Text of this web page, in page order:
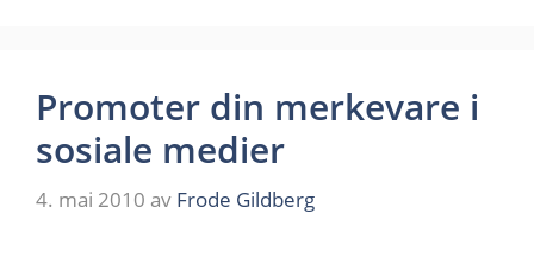
Promoter din merkevare i
sosiale medier
4. mai 2010 av Frode Gildberg